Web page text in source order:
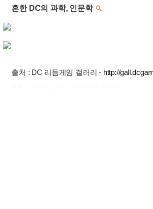
흔한 DC의 과학, 인문학 
출처 : DC 리듬게임 갤러리 - http://